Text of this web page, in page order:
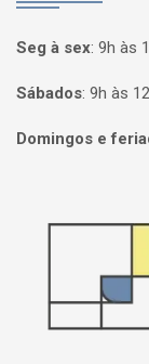
Seg à sex: 9h às
Sábados: 9h às
Domingos e